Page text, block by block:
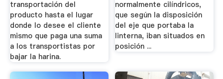
transportación del
producto hasta el lugar
donde lo desee el cliente
mismo que paga una suma
a los transportistas por
bajar la harina.
normalmente cilíndricos,
que según la disposición
del eje que portaba la
linterna, iban situados en
posición ...